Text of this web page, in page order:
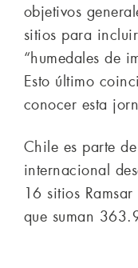
objetivos
sitios para
“humedales de
Esto último
conocer esta
Chile es parte
internacional
16 sitios
que suman